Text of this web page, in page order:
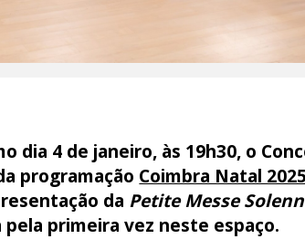
dia 4 de janeiro, às 19h30, o
programação Coimbra Natal 2025
da Petite Messe
primeira vez neste espaço.